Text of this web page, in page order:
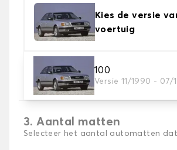
Kies de versie
voertuig
100
Versie 11/1990 - 07/
2. Materiaal
Kies het materiaal van uw
3. Aantal matten
Selecteer het aantal automatten